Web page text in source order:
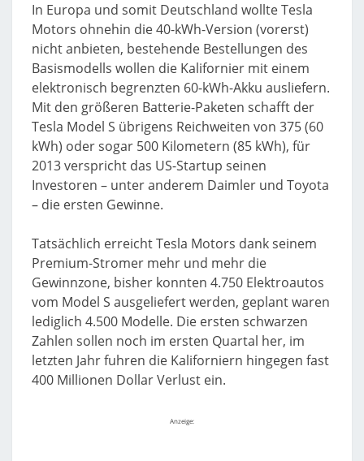
In Europa und somit Deutschland wollte Tesla
Motors ohnehin die 40-kWh-Version (vorerst)
nicht anbieten, bestehende Bestellungen des
Basismodells wollen die Kalifornier mit einem
elektronisch begrenzten 60-kWh-Akku ausliefern.
Mit den größeren Batterie-Paketen schafft der
Tesla Model S übrigens Reichweiten von 375 (60
kWh) oder sogar 500 Kilometern (85 kWh), für
2013 verspricht das US-Startup seinen
Investoren – unter anderem Daimler und Toyota
– die ersten Gewinne.
Tatsächlich erreicht Tesla Motors dank seinem
Premium-Stromer mehr und mehr die
Gewinnzone, bisher konnten 4.750 Elektroautos
vom Model S ausgeliefert werden, geplant waren
lediglich 4.500 Modelle. Die ersten schwarzen
Zahlen sollen noch im ersten Quartal her, im
letzten Jahr fuhren die Kaliforniern hingegen fast
400 Millionen Dollar Verlust ein.
Anzeige: